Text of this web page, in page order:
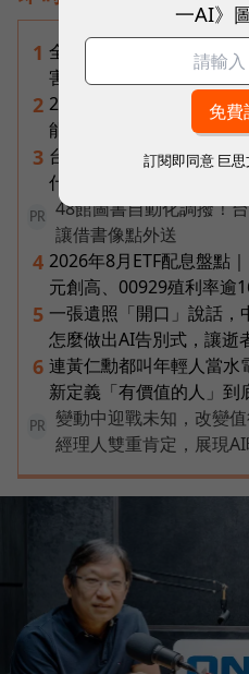
1 全台最大全聯首日業績破
害的大型店！為何把餐廳
2 2026普發一萬最新進度
能領嗎？地方發錢大盤點
3 台達電第二曲線盤點：「
什麼？AI機器人、微電網
PR
48館圖書自動化調撥！
讓借書像點外送
4 2026年8月ETF配息盤點
元創高、00929殖利率逾
5 一張遺照「開口」說話，
怎麼做出AI告別式，讓逝
6 連黃仁勳都叫年輕人當水
新定義「有價值的人」到
PR
變動中迎戰未知，改變
經理人雙重肯定，展現
一AI》
訂閱即同意 巨